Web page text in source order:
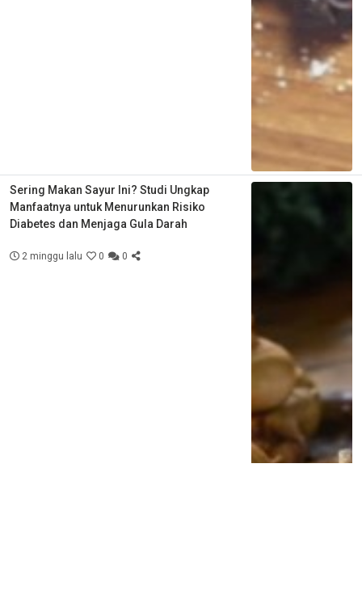
Sering Makan Sayur Ini? Studi Ungkap
Manfaatnya untuk Menurunkan Risiko
Diabetes dan Menjaga Gula Darah
2 minggu lalu 0 0